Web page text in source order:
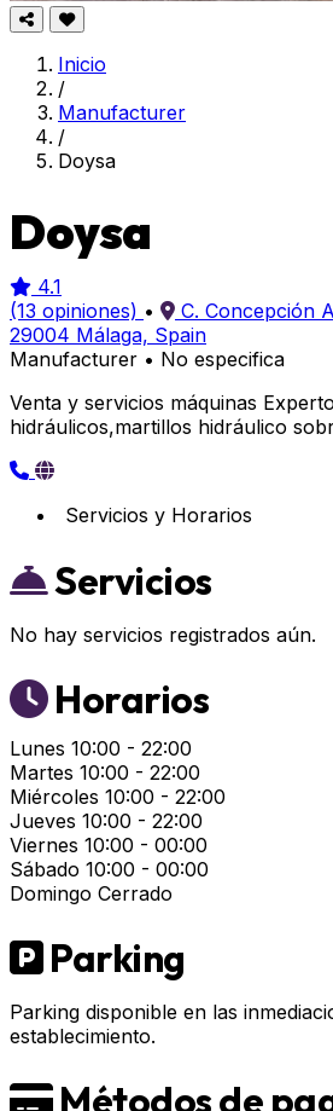
Inicio
/
Manufacturer
/
Doysa
Doysa
4.1
(13 opiniones) •
C. Concepción
29004 Málaga, Spain
Manufacturer • No especifica
Venta y servicios máquinas
hidráulicos,martillos hidráulico
Servicios y Horarios
Servicios
No hay servicios registrados aún.
Horarios
Lunes 10:00 - 22:00
Martes 10:00 - 22:00
Miércoles 10:00 - 22:00
Jueves 10:00 - 22:00
Viernes 10:00 - 00:00
Sábado 10:00 - 00:00
Domingo Cerrado
Parking
Parking disponible en las
establecimiento.
Métodos de